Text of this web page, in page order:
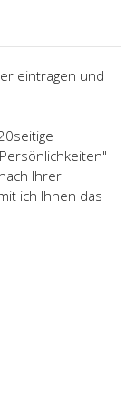
eintragen und
Ihrer
ich Ihnen das